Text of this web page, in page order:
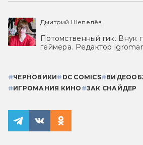
Дмитрий Шепелёв
Потомственный гик. Внук
геймера. Редактор
#ЧЕРНОВИКИ# DC COMICS#
#ИГРОМАНИЯ КИНО #ЗАК СНАЙДЕР